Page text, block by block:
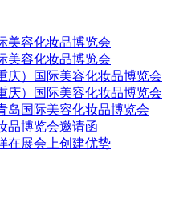
美容化妆品博览会
美容化妆品博览会
庆）国际美容化妆品博览会
庆）国际美容化妆品博览会
岛国际美容化妆品博览会
品博览会邀请函
在展会上创建优势